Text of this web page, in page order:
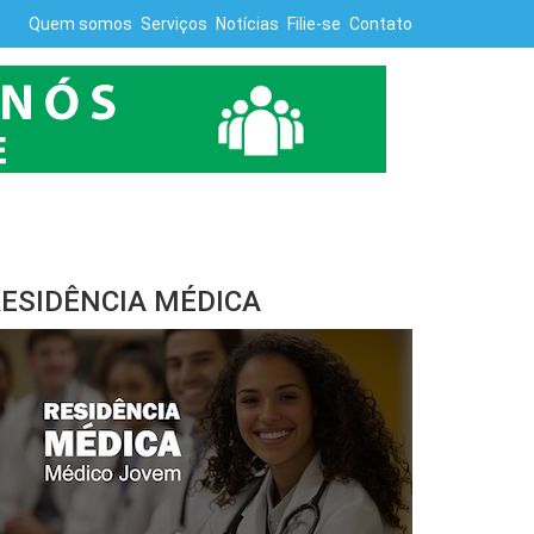
Quem somos Serviços Notícias Filie-se Contato
MÉDICA